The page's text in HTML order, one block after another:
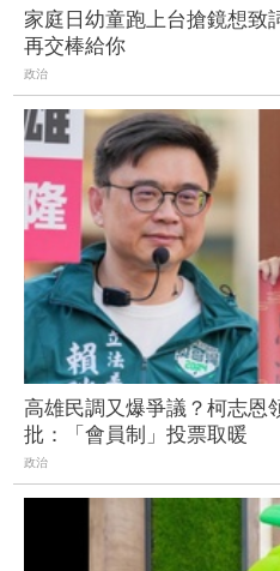
家庭日幼童跑上台搶鏡想致
再交棒給你
政治
高雄民調又爆爭議？柯志
批：「會員制」投票取暖
政治